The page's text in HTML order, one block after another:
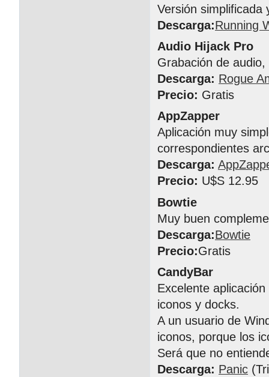
Versión simplificada
Descarga:Running
Audio Hijack Pro
Grabación de
Descarga: Rogue
Precio: Gratis
AppZapper
Aplicación muy
correspondientes
Descarga:
Precio: U$S 12.95
Bowtie
Muy buen
Descarga:Bowtie
Precio:Gratis
CandyBar
Excelente
iconos y docks.
A un usuario de
iconos, porque los
Será que no
Descarga: Panic